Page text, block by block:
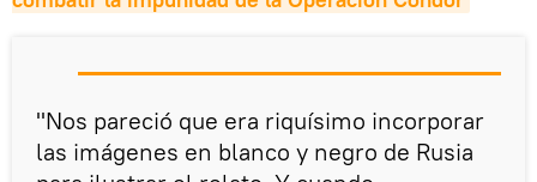
"Nos pareció que era riquísimo incorporar
las imágenes en blanco y negro de Rusia